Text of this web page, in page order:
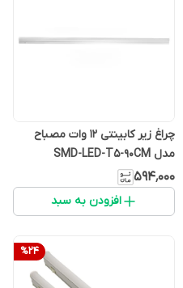
چراغ زیر کابینتی 12 وات مصباح
مدل SMD-LED-T5-90CM
۵۹۴٬۰۰۰
افزودن به سبد
%24